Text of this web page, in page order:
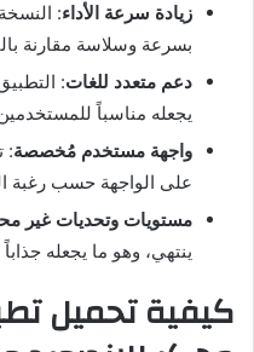
زيادة سرعة الأداء
بسرعة وسلاسة مقارنة
دعم متعدد للغات:
يجعله مناسباً
واجهة مستخدم مُخصصة:
على الواجهة حسب رغبة
مستويات وتحديات غير
ينتهي، وهو ما يجعله